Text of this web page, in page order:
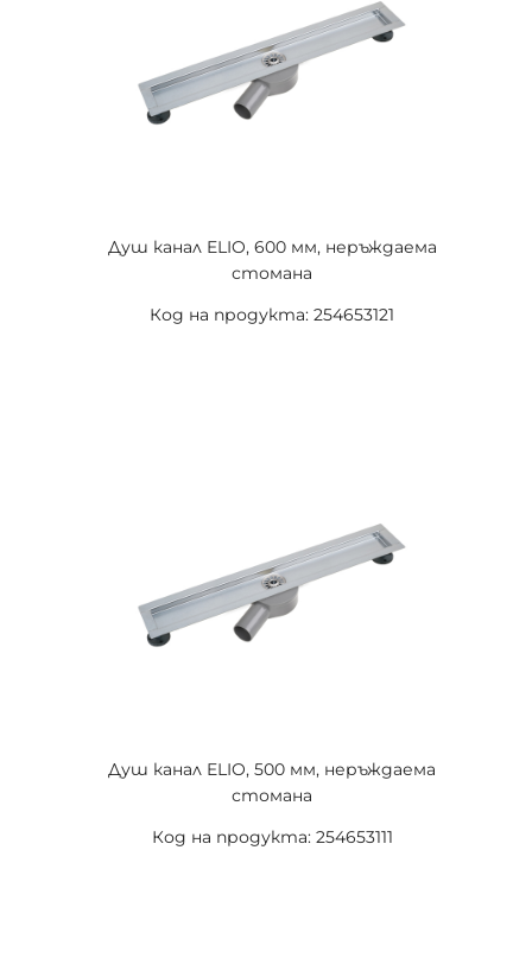
Душ канал ELIO, 600 мм, неръждаема
стомана
Код на продукта: 254653121
Душ канал ELIO, 500 мм, неръждаема
стомана
Код на продукта: 254653111